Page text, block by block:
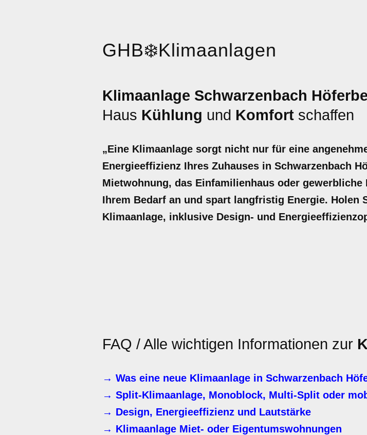
GHB❄️Klimaanlagen
Klimaanlage Schwarzenbach
Haus Kühlung und Komfort schaffen
„Eine Klimaanlage sorgt nicht nur für eine
Energieeffizienz Ihres Zuhauses in Schwarzenbach
Mietwohnung, das Einfamilienhaus oder
Ihrem Bedarf an und spart langfristig Energie.
Klimaanlage, inklusive Design- und
FAQ / Alle wichtigen Informationen zur
→ Was eine neue Klimaanlage in Schwarzenbach
→ Split-Klimaanlage, Monoblock, Multi-Split oder
→ Design, Energieeffizienz und Lautstärke
→ Klimaanlage Miet- oder Eigentumswohnungen